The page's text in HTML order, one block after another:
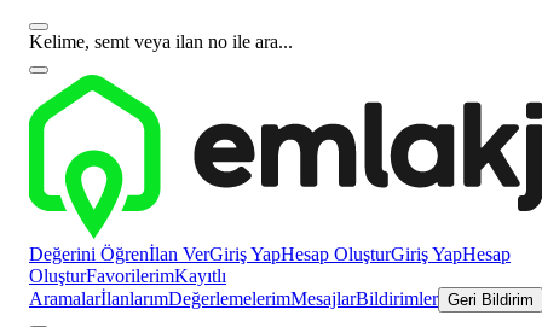
Kelime, semt veya ilan no ile ara...
Değerini Öğrenİlan VerGiriş YapHesap OluşturGiriş YapHesap
OluşturFavorilerimKayıtlı
AramalarİlanlarımDeğerlemelerimMesajlarBildirimler Geri Bildirim